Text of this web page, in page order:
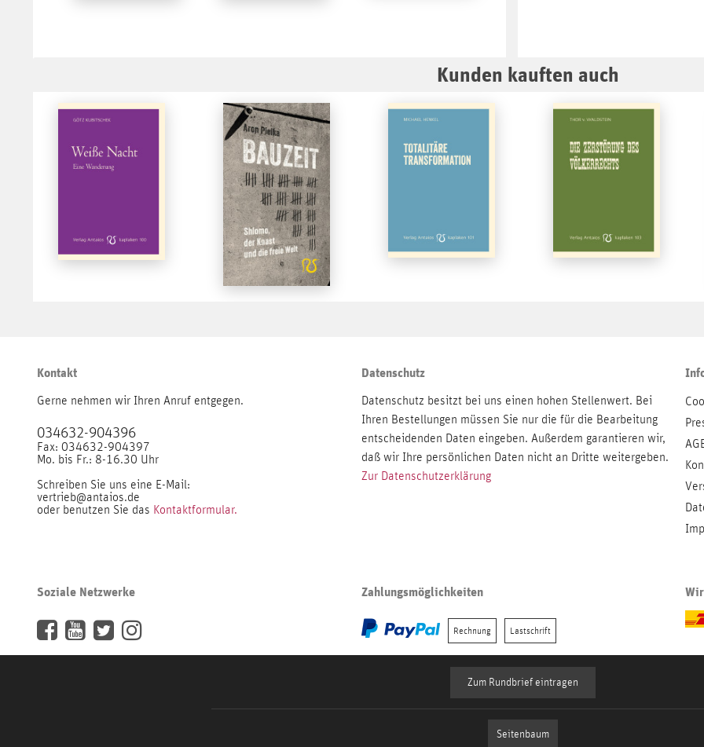
Kunden kauften auch
Kontakt
Gerne nehmen wir Ihren Anruf entgegen.
034632-904396
Fax: 034632-904397
Mo. bis Fr.: 8-16.30 Uhr
Schreiben Sie uns eine E-Mail:
vertrieb@antaios.de
oder benutzen Sie das Kontaktformular.
Datenschutz
Datenschutz besitzt bei uns einen hohen Stellenwert. Bei
Ihren Bestellungen müssen Sie nur die für die Bearbeitung
entscheidenden Daten eingeben. Außerdem garantieren wir,
daß wir Ihre persönlichen Daten nicht an Dritte weitergeben.
Zur Datenschutzerklärung
Soziale Netzwerke Zahlungsmöglichkeiten
Rechnung Lastschrift
Zum Rundbrief eintragen
Seitenbaum